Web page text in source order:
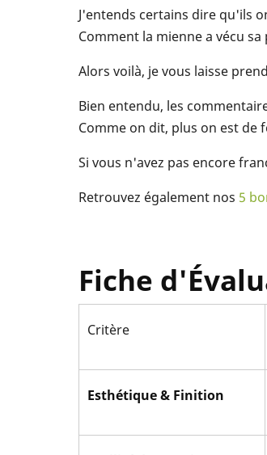
J'entends certains dire qu'ils
Comment la mienne a vécu
Alors voilà, je vous laisse
Bien entendu, les
Comme on dit, plus on est de
Si vous n'avez pas encore
Retrouvez également nos 5
Fiche
Critère
Esthétique & Finition